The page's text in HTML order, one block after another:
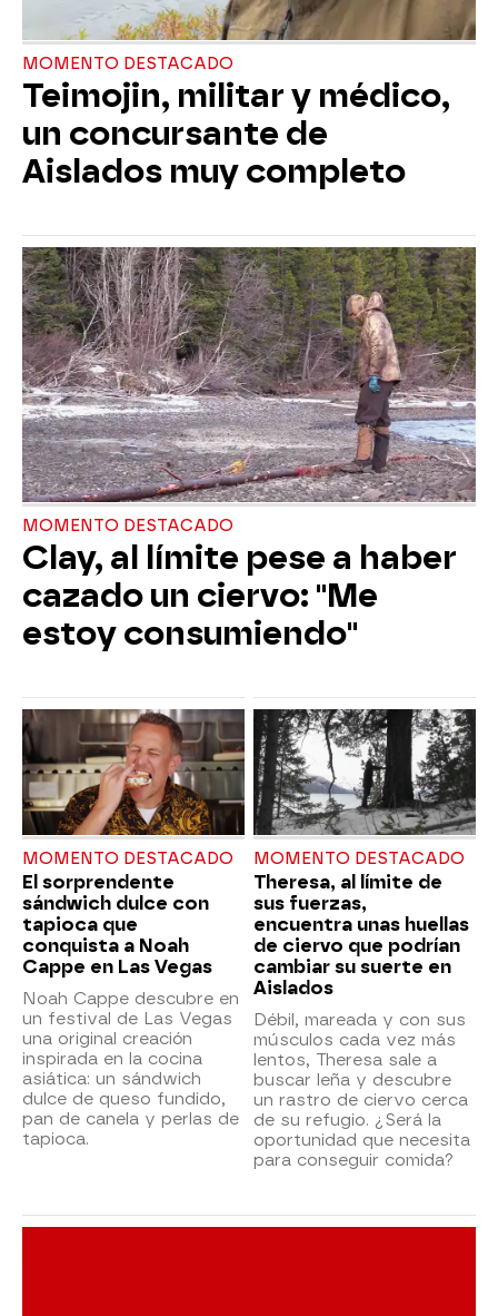
MOMENTO DESTACADO
Teimojin, militar y médico,
un concursante de
Aislados muy completo
MOMENTO DESTACADO
Clay, al límite pese a haber
cazado un ciervo: "Me
estoy consumiendo"
MOMENTO DESTACADO
El sorprendente
sándwich dulce con
tapioca que
conquista a Noah
Cappe en Las Vegas
Noah Cappe descubre en
un festival de Las Vegas
una original creación
inspirada en la cocina
asiática: un sándwich
dulce de queso fundido,
pan de canela y perlas de
tapioca.
MOMENTO DESTACADO
Theresa, al límite de
sus fuerzas,
encuentra unas huellas
de ciervo que podrían
cambiar su suerte en
Aislados
Débil, mareada y con sus
músculos cada vez más
lentos, Theresa sale a
buscar leña y descubre
un rastro de ciervo cerca
de su refugio. ¿Será la
oportunidad que necesita
para conseguir comida?